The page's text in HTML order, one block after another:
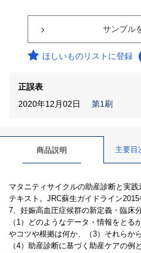
サンプル
ほしいものリストに登録
正誤表
2020年12月02日
第1刷
商品説明 主要目
マタニティサイクルの助産診断と実
テキスト。JRC蘇生ガイドライン
7、妊娠高血圧症候群の新定義・臨床
（1）どのようなデータ・情報をとる
やコツや根拠は何か、（3）それらか
（4）助産診断に基づく助産ケアの